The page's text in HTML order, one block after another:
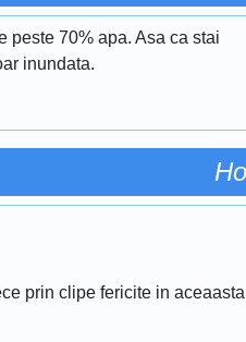
peste 70% apa. Asa ca stai
inundata.
prin clipe fericite in